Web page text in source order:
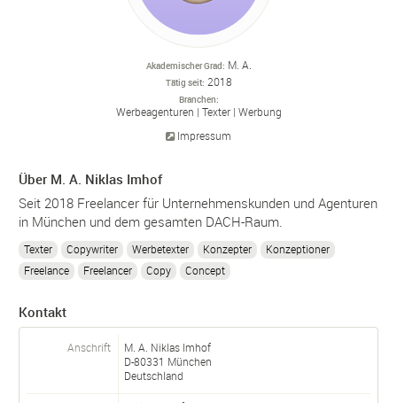
Akademischer Grad M. A.
Tätig seit 2018
Branchen
Werbeagenturen Texter Werbung
Impressum
Über M. A. Niklas Imhof
Seit 2018 Freelancer für Unternehmenskunden und Agenturen
in München und dem gesamten DACH-Raum.
Texter Copywriter Werbetexter Konzepter
Konzeptioner
Freelance
Freelancer Copy Concept
Kontakt
Anschrift
M. A. Niklas Imhof
D-80331 München
Deutschland